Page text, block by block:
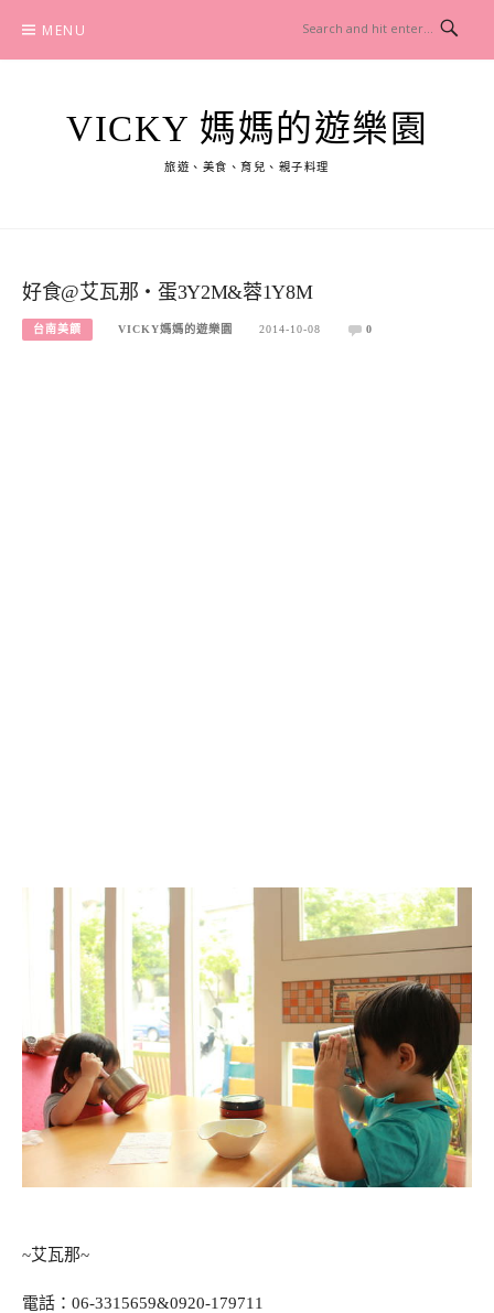
content
MENU
VICKY 媽媽的遊樂園
旅遊、美食、育兒、親子料理
好食@艾瓦那‧蛋3Y2M&蓉1Y8M
台南美饌 VICKY媽媽的遊樂園 2014-10-08 0
~艾瓦那~
電話： 06-3315659&0920-179711